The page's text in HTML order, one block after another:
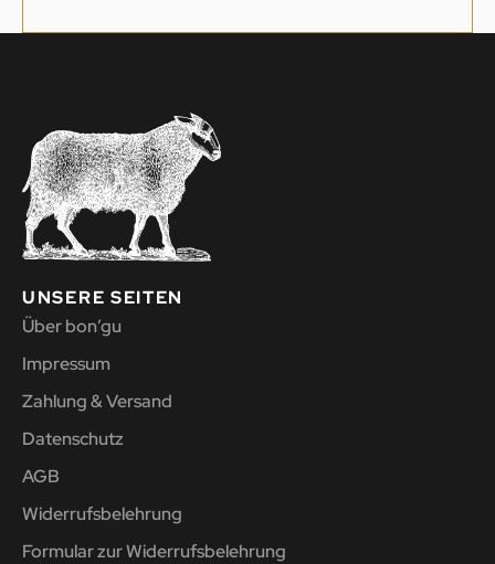
UNSERE SEITEN
Über bon’gu
Impressum
Zahlung & Versand
Datenschutz
AGB
Widerrufsbelehrung
Formular zur Widerrufsbelehrung